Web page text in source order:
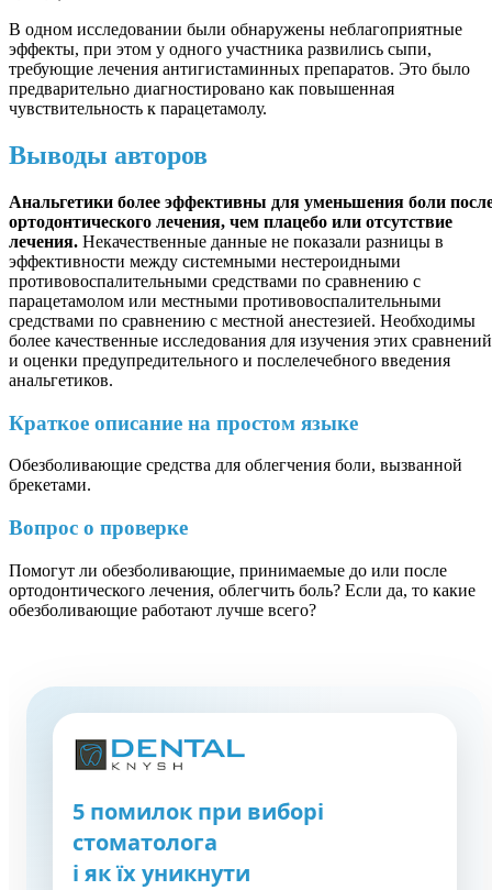
В одном исследовании были обнаружены неблагоприятные
эффекты, при этом у одного участника развились сыпи,
требующие лечения антигистаминных препаратов. Это было
предварительно диагностировано как повышенная
чувствительность к парацетамолу.
Выводы авторов
Анальгетики более эффективны для уменьшения боли
ортодонтического лечения, чем плацебо или отсутствие
лечения. Некачественные данные не показали разницы в
эффективности между системными нестероидными
противовоспалительными средствами по сравнению с
парацетамолом или местными противовоспалительными
средствами по сравнению с местной анестезией. Необходимы
более качественные исследования для изучения этих сравнений
и оценки предупредительного и послелечебного введения
анальгетиков.
Краткое описание на простом языке
Обезболивающие средства для облегчения боли, вызванной
брекетами.
Вопрос о проверке
Помогут ли обезболивающие, принимаемые до или после
ортодонтического лечения, облегчить боль? Если да, то какие
обезболивающие работают лучше всего?
5 помилок при виборі
стоматолога
і як їх уникнути